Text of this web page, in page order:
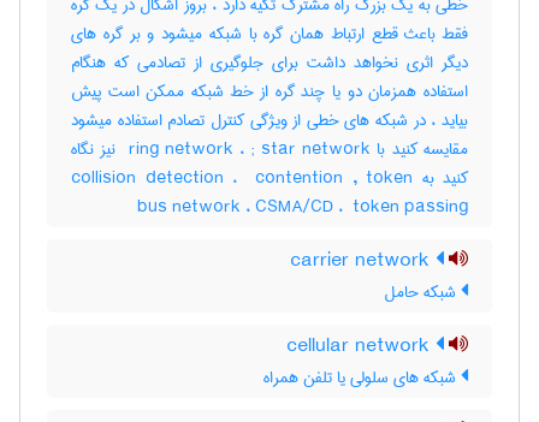
فقط باعث قطع ارتباط همان گره با شبکه میشود و بر گره های
دیگر اثری نخواهد داشت برای جلوگیری از تصادمی که هنگام
استفاده همزمان دو یا چند گره از خط شبکه ممکن است پیش
بیاید ، در شبکه های خطی از ویژگی کنترل تصادم استفاده میشود
مقایسه کنید با ‎ ring network ، ‎; star network نیز نگاه
کنید به ‎collision detection ، ‎ contention , token
bus network ، ‎CSMA/CD ، ‎ token passing
شبکه حامل
شبکه های سلولی یا تلفن همراه